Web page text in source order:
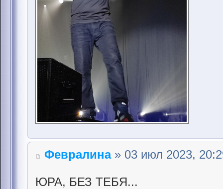
Февралина» 03 июл 2023,
ЮРА, БЕЗ ТЕБЯ...